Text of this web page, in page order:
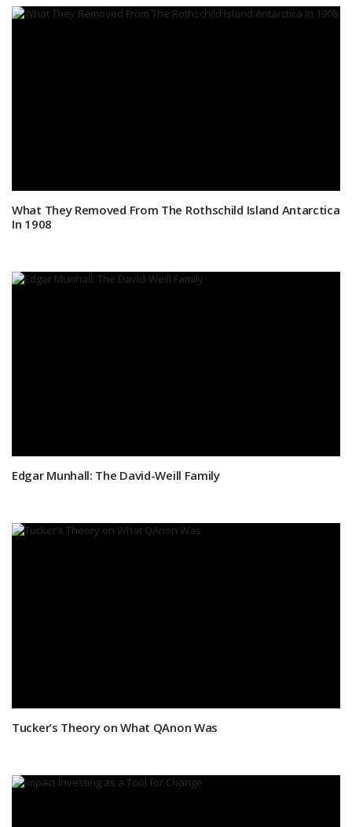
What They Removed From The Rothschild Island Antarctica
In 1908
Edgar Munhall: The David-Weill Family
Tucker’s Theory on What QAnon Was